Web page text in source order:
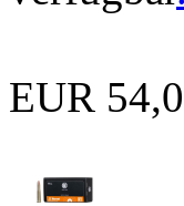
EUR